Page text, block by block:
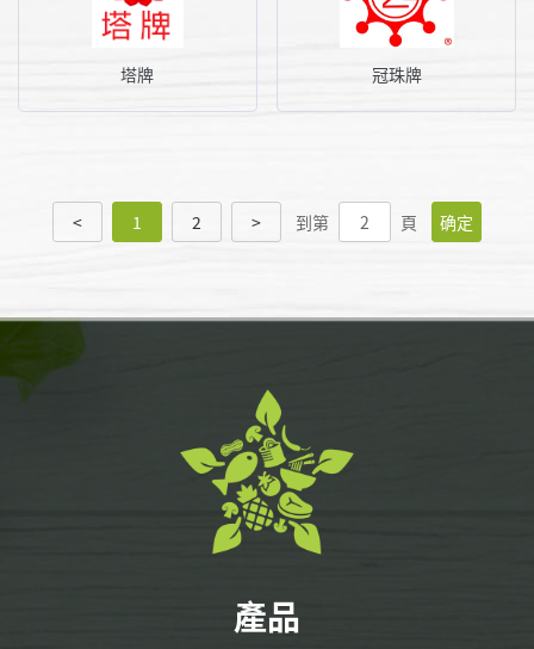
塔牌 冠珠牌
< 1 2 > 到第 頁 确定
產品